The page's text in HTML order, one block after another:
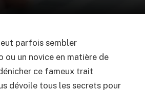
parfois sembler
ou un novice en matière de
ce fameux trait
dévoile tous les secrets pour